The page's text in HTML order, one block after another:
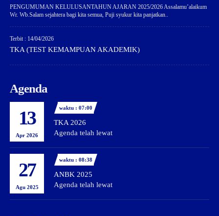
PENGUMUMAN KELULUSANTAHUN AJARAN 2025/2026 Assalamu’alaikum
Wr. Wb.Salam sejahtera bagi kita semua, Puji syukur kita panjatkan..
Terbit : 14/04/2026
TKA (TEST KEMAMPUAN AKADEMIK)
Agenda
13
Apr 2026
waktu : 07:00
TKA 2026
Agenda telah lewat
27
Agu 2025
waktu : 08:38
ANBK 2025
Agenda telah lewat